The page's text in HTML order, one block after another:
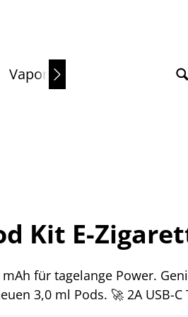
Vaporizer
Kit E-
für tagelange Power.
3,0 ml Pods. 🚀 2A USB-